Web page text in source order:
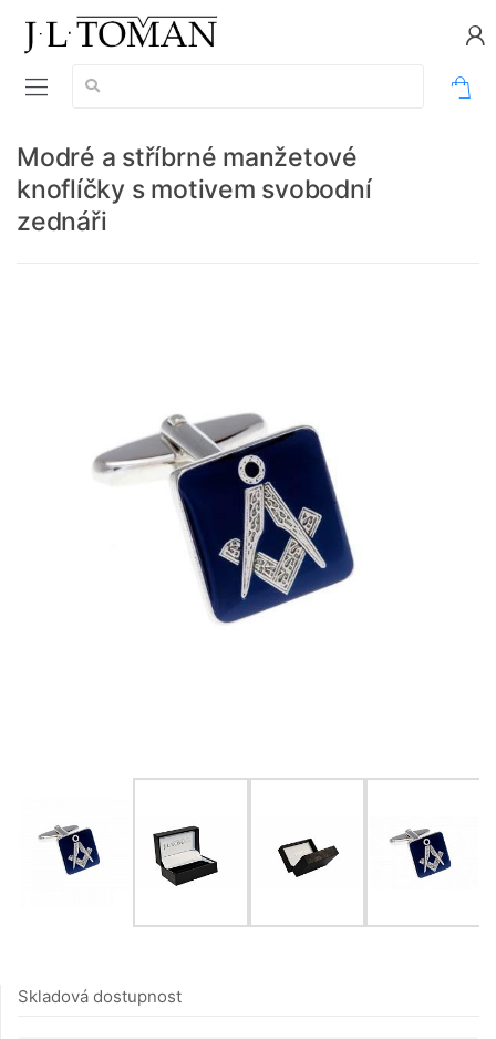
Vyhledávání:
Modré a stříbrné manžetové
knoflíčky s motivem svobodní
zednáři
Skladová dostupnost